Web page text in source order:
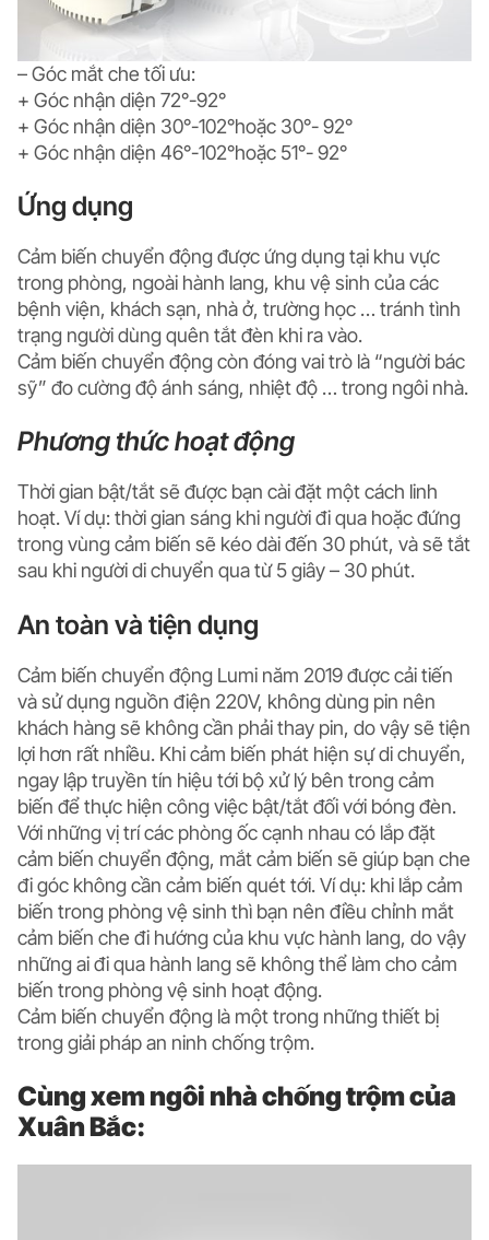
– Góc mắt che tối ưu:
+ Góc nhận diện 72°-92°
+ Góc nhận diện 30°-102°hoặc 30°- 92°
+ Góc nhận diện 46°-102°hoặc 51°- 92°
Ứng dụng
Cảm biến chuyển động được ứng dụng tại khu vực
trong phòng, ngoài hành lang, khu vệ sinh của các
bệnh viện, khách sạn, nhà ở, trường học … tránh tình
trạng người dùng quên tắt đèn khi ra vào.
Cảm biến chuyển động còn đóng vai trò là “người bác
sỹ” đo cường độ ánh sáng, nhiệt độ … trong ngôi nhà.
Phương thức hoạt động
Thời gian bật/tắt sẽ được bạn cài đặt một cách linh
hoạt. Ví dụ: thời gian sáng khi người đi qua hoặc đứng
trong vùng cảm biến sẽ kéo dài đến 30 phút, và sẽ tắt
sau khi người di chuyển qua từ 5 giây – 30 phút.
An toàn và tiện dụng
Cảm biến chuyển động Lumi năm 2019 được cải tiến
và sử dụng nguồn điện 220V, không dùng pin nên
khách hàng sẽ không cần phải thay pin, do vậy sẽ tiện
lợi hơn rất nhiều. Khi cảm biến phát hiện sự di chuyển,
ngay lập truyền tín hiệu tới bộ xử lý bên trong cảm
biến để thực hiện công việc bật/tắt đối với bóng đèn.
Với những vị trí các phòng ốc cạnh nhau có lắp đặt
cảm biến chuyển động, mắt cảm biến sẽ giúp bạn che
đi góc không cần cảm biến quét tới. Ví dụ: khi lắp cảm
biến trong phòng vệ sinh thì bạn nên điều chỉnh mắt
cảm biến che đi hướng của khu vực hành lang, do vậy
những ai đi qua hành lang sẽ không thể làm cho cảm
biến trong phòng vệ sinh hoạt động.
Cảm biến chuyển động là một trong những thiết bị
trong giải pháp an ninh chống trộm.
Cùng xem ngôi nhà chống trộm của
Xuân Bắc: